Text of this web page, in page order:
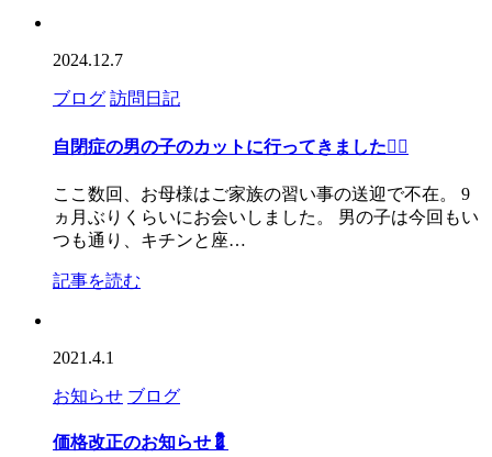
2024.12.7
ブログ 訪問日記
自閉症の男の子のカットに行ってきました💇‍♂️
ここ数回、お母様はご家族の習い事の送迎で不在。 9
ヵ月ぶりくらいにお会いしました。 男の子は今回もい
つも通り、キチンと座…
記事を読む
2021.4.1
お知らせ ブログ
価格改正のお知らせ💈